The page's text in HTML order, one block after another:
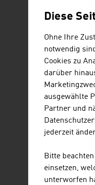
Diese
Ohne Ihre
notwendig
Cookies zu
darüber
ausgewählte
Partner und
jederzeit
Bitte
einsetzen,
unterworfen